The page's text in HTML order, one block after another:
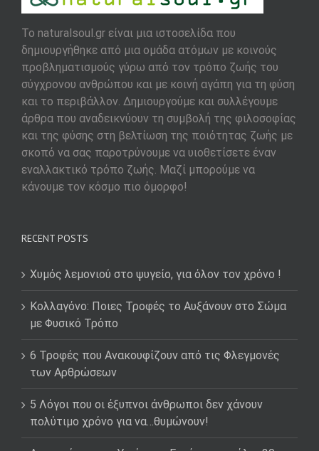
To naturalsoul.gr είναι μια ιστοσελίδα που
δημιουργήθηκε από μια ομάδα ατόμων με κοινούς
προβληματισμούς γύρω από τον τρόπο ζωής του
σύγχρονου ανθρώπου και με κοινή αγάπη για τη φύση
και το περιβάλλον. Δημιουργούμε και συλλέγουμε
άρθρα που αναδεικνύουν τη συμβολή της φιλοσοφίας
και της φύσης στη βελτίωση της ποιότητας ζωής με
σκοπό να σας παροτρύνουμε να υιοθετίσετε έναν
εναλλακτικό τρόπο ζωής. Μαζί μπορούμε να
κάνουμε τον κόσμο πιο όμορφο!
RECENT POSTS
Χυμός λεμονιού στο ψυγείο, για όλον τον χρόνο !
Κολλαγόνο: Ποιες Τροφές το Αυξάνουν στο Σώμα
με Φυσικό Τρόπο
6 Τροφές που Ανακουφίζουν από τις Φλεγμονές
των Αρθρώσεων
5 Λόγοι που οι έξυπνοι άνθρωποι δεν χάνουν
πολύτιμο χρόνο για να…θυμώνουν!